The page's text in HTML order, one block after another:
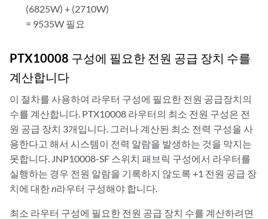
(6825W) + (2710W)
= 9535W 필요
PTX10008 구성에 필요한 전원 공급 장치 수를
계산합니다
이 절차를 사용하여 라우터 구성에 필요한 전원 공급장치의
수를 계산합니다. PTX10008 라우터의 최소 전원 구성은 전
원 공급 장치 3개입니다. 그러나 계산된 최소 전력 구성을 사
용한다고 해서 시스템이 전력 알람을 발생하는 것을 막지는
못합니다. JNP10008-SF 스위치 패브릭 구성에서 라우터를
실행하는 경우 전원 알람을 기록하지 않도록 +1 전원 공급 장
치에 대한n라우터 구성해야 합니다.
최소 라우터 구성에 필요한 전원 공급 장치 수를 계산하려면